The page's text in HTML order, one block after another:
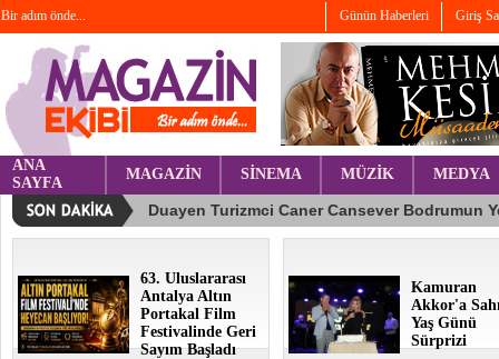
Bir adım önde... Günün Haberleri Giriş
ANA
SAYFA
MAGAZİN SİNEMA MÜZİK MEDYA
63. Uluslararası
Antalya Altın
Portakal Film
Festivalinde Geri
Sayım Başladı
Kamuran
Akkor'a
Yaş Günü
Sürprizi